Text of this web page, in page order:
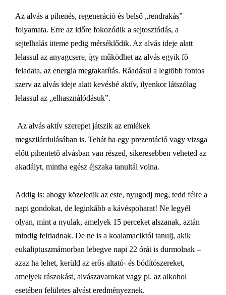
Az alvás a pihenés, regeneráció és belső „rendrakás”
folyamata. Erre az időre fokozódik a sejtosztódás, a
sejtelhalás üteme pedig mérséklődik. Az alvás ideje alatt
lelassul az anyagcsere, így működhet az alvás egyik fő
feladata, az energia megtakarítás. Ráadásul a legtöbb fontos
szerv az alvás ideje alatt kevésbé aktív, ilyenkor látszólag
lelassul az „elhasználódásuk”.
Az alvás aktív szerepet játszik az emlékek
megszilárdulásában is. Tehát ha egy prezentáció vagy vizsga
előtt pihentető alvásban van részed, sikeresebben veheted az
akadályt, mintha egész éjszaka tanultál volna.
Addig is: ahogy közeledik az este, nyugodj meg, tedd félre a
napi gondokat, de leginkább a kávéspoharat! Ne legyél
olyan, mint a nyulak, amelyek 15 perceket alszanak, aztán
mindig felriadnak. De ne is a koalamaciktól tanulj, akik
eukaliptuszmámorban lebegve napi 22 órát is durmolnak –
azaz ha lehet, kerüld az erős altató- és bódítószereket,
amelyek rászokást, alvászavarokat vagy pl. az alkohol
esetében felületes alvást eredményeznek.